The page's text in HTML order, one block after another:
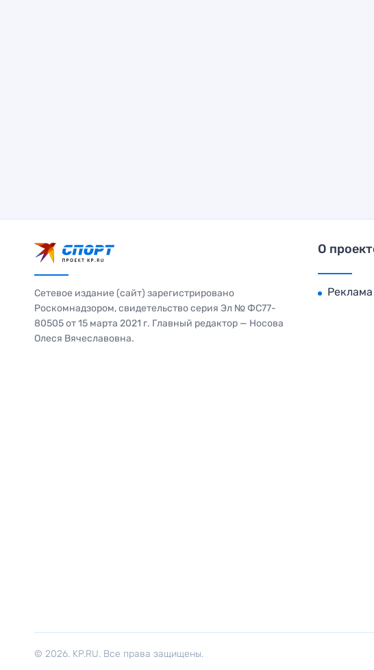
Сетевое издание (сайт) зарегистрировано
Роскомнадзором, свидетельство серия Эл № ФС77-
80505 от 15 марта 2021 г. Главный редактор — Носова
Олеся Вячеславовна.
О
Реклама
© 2026. KP.RU. Все права защищены.